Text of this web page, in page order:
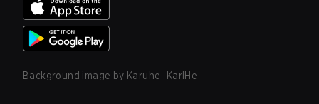
Background image by Karuhe_KarlHe